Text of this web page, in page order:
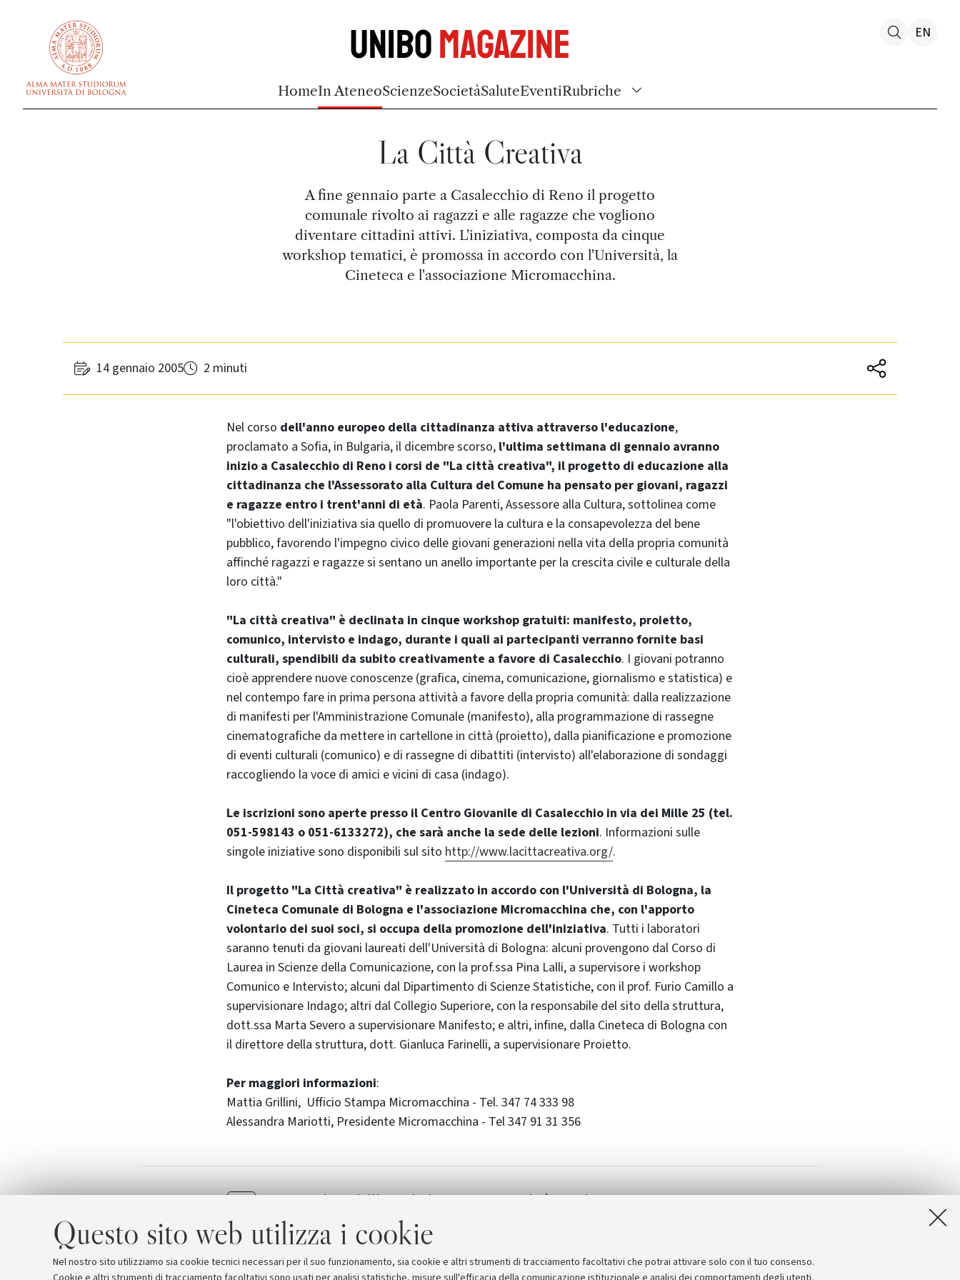
Questo sito web utilizza i cookie
Nel nostro sito utilizziamo sia cookie tecnici necessari per il suo funzionamento, sia cookie e altri strumenti di tracciamento facoltativi che potrai attivare solo con il tuo consenso.
UniboMagazine
HomeIn AteneoScienzeSocietàSaluteEventiRubriche
EN
La Città Creativa
A fine gennaio parte a Casalecchio di Reno il progetto
comunale rivolto ai ragazzi e alle ragazze che vogliono
diventare cittadini attivi. L'iniziativa, composta da cinque
workshop tematici, è promossa in accordo con l'Università, la
Cineteca e l'associazione Micromacchina.
14 gennaio 2005 2 minuti
Nel corso dell'anno europeo della cittadinanza attiva attraverso l'educazione,
proclamato a Sofia, in Bulgaria, il dicembre scorso, l'ultima settimana di gennaio avranno
inizio a Casalecchio di Reno i corsi de "La città creativa", il progetto di educazione alla
cittadinanza che l'Assessorato alla Cultura del Comune ha pensato per giovani, ragazzi
e ragazze entro i trent'anni di età. Paola Parenti, Assessore alla Cultura, sottolinea come
"l'obiettivo dell'iniziativa sia quello di promuovere la cultura e la consapevolezza del bene
pubblico, favorendo l'impegno civico delle giovani generazioni nella vita della propria comunità
affinché ragazzi e ragazze si sentano un anello importante per la crescita civile e culturale della
loro città."
"La città creativa" è declinata in cinque workshop gratuiti: manifesto, proietto,
comunico, intervisto e indago, durante i quali ai partecipanti verranno fornite basi
culturali, spendibili da subito creativamente a favore di Casalecchio. I giovani potranno
cioè apprendere nuove conoscenze (grafica, cinema, comunicazione, giornalismo e statistica) e
nel contempo fare in prima persona attività a favore della propria comunità: dalla realizzazione
di manifesti per l'Amministrazione Comunale (manifesto), alla programmazione di rassegne
cinematografiche da mettere in cartellone in città (proietto), dalla pianificazione e promozione
di eventi culturali (comunico) e di rassegne di dibattiti (intervisto) all'elaborazione di sondaggi
raccogliendo la voce di amici e vicini di casa (indago).
Le iscrizioni sono aperte presso il Centro Giovanile di Casalecchio in via dei Mille 25 (tel.
051-598143 o 051-6133272), che sarà anche la sede delle lezioni. Informazioni sulle
singole iniziative sono disponibili sul sito http://www.lacittacreativa.org/.
Il progetto "La Città creativa" è realizzato in accordo con l'Università di Bologna, la
Cineteca Comunale di Bologna e l'associazione Micromacchina che, con l'apporto
volontario dei suoi soci, si occupa della promozione dell'iniziativa. Tutti i laboratori
saranno tenuti da giovani laureati dell'Università di Bologna: alcuni provengono dal Corso di
Laurea in Scienze della Comunicazione, con la prof.ssa Pina Lalli, a supervisore i workshop
Comunico e Intervisto; alcuni dal Dipartimento di Scienze Statistiche, con il prof. Furio Camillo a
supervisionare Indago; altri dal Collegio Superiore, con la responsabile del sito della struttura,
dott.ssa Marta Severo a supervisionare Manifesto; e altri, infine, dalla Cineteca di Bologna con
il direttore della struttura, dott. Gianluca Farinelli, a supervisionare Proietto.
Per maggiori informazioni:
Mattia Grillini, Ufficio Stampa Micromacchina - Tel. 347 74 333 98
Alessandra Mariotti, Presidente Micromacchina - Tel 347 91 31 356
Presentazione dell'associazione
Micromacchina
[51.5 KB]
La città creativa